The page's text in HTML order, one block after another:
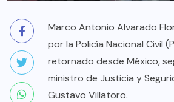
Marco Antonio Alvarado
por la Policía Nacional Civil
retornado desde México,
ministro de Justicia y
Gustavo Villatoro.